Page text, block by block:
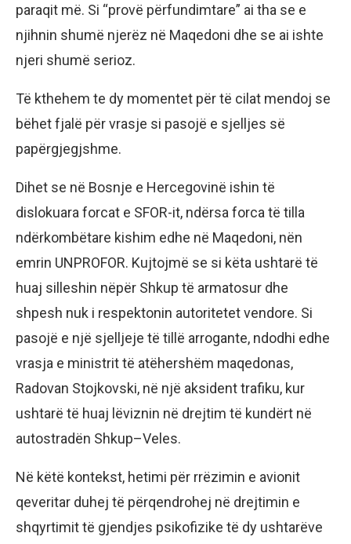
paraqit më. Si “provë përfundimtare” ai tha se e
njihnin shumë njerëz në Maqedoni dhe se ai ishte
njeri shumë serioz.
Të kthehem te dy momentet për të cilat mendoj se
bëhet fjalë për vrasje si pasojë e sjelljes së
papërgjegjshme.
Dihet se në Bosnje e Hercegovinë ishin të
dislokuara forcat e SFOR-it, ndërsa forca të tilla
ndërkombëtare kishim edhe në Maqedoni, nën
emrin UNPROFOR. Kujtojmë se si këta ushtarë të
huaj silleshin nëpër Shkup të armatosur dhe
shpesh nuk i respektonin autoritetet vendore. Si
pasojë e një sjelljeje të tillë arrogante, ndodhi edhe
vrasja e ministrit të atëhershëm maqedonas,
Radovan Stojkovski, në një aksident trafiku, kur
ushtarë të huaj lëviznin në drejtim të kundërt në
autostradën Shkup–Veles.
Në këtë kontekst, hetimi për rrëzimin e avionit
qeveritar duhej të përqendrohej në drejtimin e
shqyrtimit të gjendjes psikofizike të dy ushtarëve